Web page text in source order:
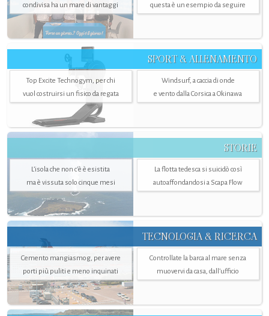
condivisa ha un mare di vantaggi
questa è un esempio da seguire
SPORT & ALLENAMENTO
Top Excite Technogym, per chi
vuol costruirsi un fisico da regata
Windsurf, a caccia di onde
e vento dalla Corsica a Okinawa
STORIE
L’isola che non c'è è esistita
ma è vissuta solo cinque mesi
La flotta tedesca si suicidò così
autoaffondandosi a Scapa Flow
TECNOLOGIA & RICERCA
Cemento mangiasmog, per avere
porti più puliti e meno inquinati
Controllate la barca al mare senza
muovervi da casa, dall’ufficio